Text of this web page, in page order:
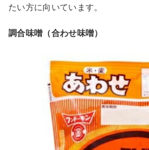
たい方に向いています。
調合味噌（合わせ味噌）